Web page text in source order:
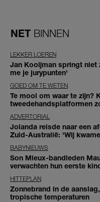
NET BINNEN
LEKKER LOEREN
Jan Kooijman springt niet
me je jurypunten'
GOED OM TE WETEN
Te mooi om waar te zijn?
tweedehandsplatformen
ADVERTORIAL
Jolanda reisde naar een
Zuid-Australië: 'Wij
BABYNIEUWS
Son Mieux-bandleden
verwachten hun eerste
HITTEPLAN
Zonnebrand in de
tropische temperaturen